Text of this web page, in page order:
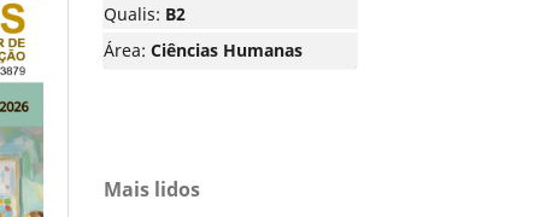
Qualis: B2
Área: Ciências Humanas
Mais lidos